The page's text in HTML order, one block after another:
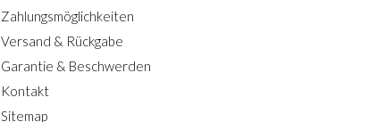
Zahlungsmöglichkeiten
Versand & Rückgabe
Garantie & Beschwerden
Kontakt
Sitemap